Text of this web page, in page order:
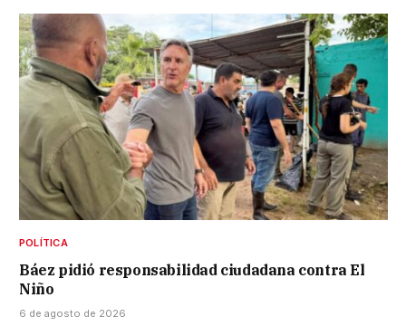
POLÍTICA
Báez pidió responsabilidad ciudadana contra El
Niño
6 de agosto de 2026